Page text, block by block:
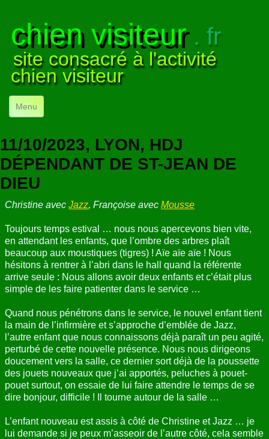
chien visiteur. fr
site consacré à l'activité
chien visiteur
Menu
NOS VISITES
NOTRE ACTIVITÉ
POUR DÉBUTER▼
COMPRENDRE LE CHIEN▼
VISUELS▼
ANNUAIRE
CONTACT
11/10/2023, LYON, HDJ
DÉPENDANT DE ST-JEAN DE
DIEU
Christine avec Jazz, Françoise avec Mousse
Toujours temps estival … nous nous apercevons bien vite,
en attendant les enfants, que l’ombre des arbres plaît
beaucoup aux moustiques (tigres) ! Aïe aïe aïe ! Nous
hésitons à rentrer à l’abri dans le hall quand la référente
arrive seule : Nous allons avoir deux enfants et c’était plus
simple de les faire patienter dans le service …
Quand nous pénétrons dans le service, le nouvel enfant tient
la main de l’infirmière et s’approche d’emblée de Jazz,
l’autre enfant que nous connaissons déjà paraît un peu agité,
perturbé de cette nouvelle présence. Nous nous dirigeons
doucement vers la salle, ce dernier sort déjà de la poussette
des jouets nouveaux que j’ai apportés, peluches à pouet-
pouet surtout, on essaie de lui faire attendre le temps de se
dire bonjour, difficile ! Il tourne autour de la salle …
L’enfant nouveau est assis à côté de Christine et Jazz … je
lui demande si je peux m’asseoir de l’autre côté, cela semble